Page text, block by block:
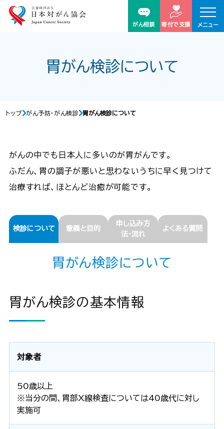
がん相談 寄付で支援 メニュー
胃がん検診について
トップ がん予防・がん検診 胃がん検診について
がんの中でも日本人に多いのが胃がんです。
ふだん、胃の調子が悪いと思わないうちに早く見つけて
治療すれば、ほとんど治癒が可能です。
検診について 意義と目的
申し込み方
法・流れ
よくある質問
胃がん検診について
胃がん検診の基本情報
対象者
50歳以上
※当分の間、胃部X線検査については40歳代に対し
実施可